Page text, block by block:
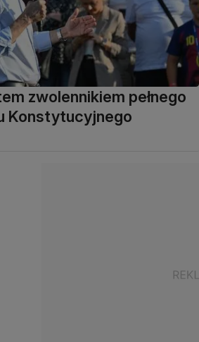
zwolennikiem pełnego
Konstytucyjnego